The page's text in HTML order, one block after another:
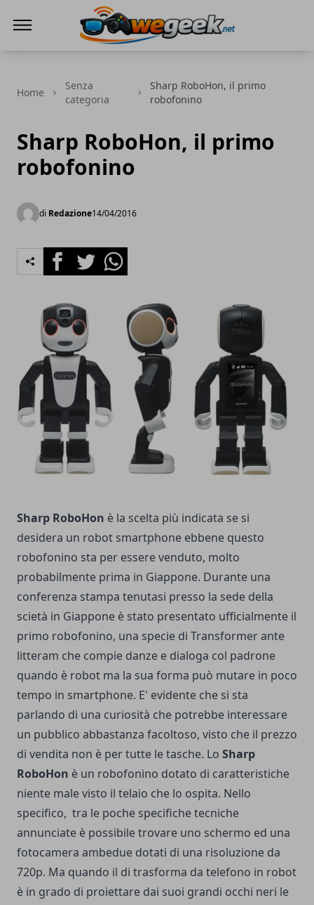
Home
Senza
categoria
Sharp RoboHon, il primo
robofonino
Sharp RoboHon, il primo
robofonino
di Redazione14/04/2016
FacebookTwitterWhatsapp
Sharp RoboHon è la scelta più indicata se si
desidera un robot smartphone ebbene questo
robofonino sta per essere venduto, molto
probabilmente prima in Giappone. Durante una
conferenza stampa tenutasi presso la sede della
scietà in Giappone è stato presentato ufficialmente il
primo robofonino, una specie di Transformer ante
litteram che compie danze e dialoga col padrone
quando è robot ma la sua forma può mutare in poco
tempo in smartphone. E' evidente che si sta
parlando di una curiosità che potrebbe interessare
un pubblico abbastanza facoltoso, visto che il prezzo
di vendita non è per tutte le tasche. Lo Sharp
RoboHon è un robofonino dotato di caratteristiche
niente male visto il telaio che lo ospita. Nello
specifico, tra le poche specifiche tecniche
annunciate è possibile trovare uno schermo ed una
fotocamera ambedue dotati di una risoluzione da
720p. Ma quando il di trasforma da telefono in robot
è in grado di proiettare dai suoi grandi occhi neri le